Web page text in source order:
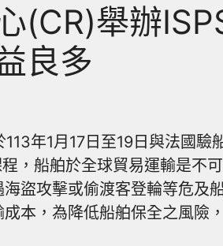
(CR)舉辦
良多
年1月17日至19日與法國
，船舶於全球貿易運輸是不
盜攻擊或偷渡客登輪等危及
本，為降低船舶保全之風險